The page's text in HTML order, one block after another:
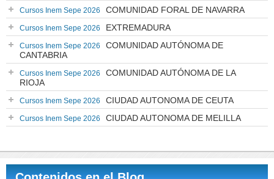
Cursos Inem Sepe 2026 COMUNIDAD FORAL DE NAVARRA
Cursos Inem Sepe 2026 EXTREMADURA
Cursos Inem Sepe 2026
COMUNIDAD AUTÓNOMA DE
CANTABRIA
Cursos Inem Sepe 2026
COMUNIDAD AUTÓNOMA DE LA
RIOJA
Cursos Inem Sepe 2026 CIUDAD AUTONOMA DE CEUTA
Cursos Inem Sepe 2026 CIUDAD AUTONOMA DE MELILLA